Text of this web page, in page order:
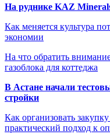
На руднике KAZ
Как меняется культура
экономии
На что обратить
газоблока для коттеджа
В Астане начали
стройки
Как организовать
практический подход к